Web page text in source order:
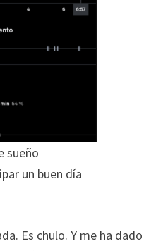
sueño
un buen día
Es chulo. Y me ha dado